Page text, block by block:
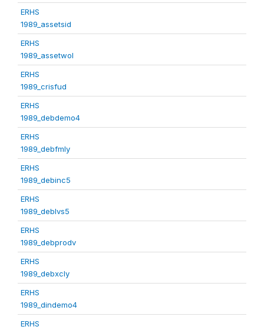
ERHS
1989_assetsid
ERHS
1989_assetwol
ERHS
1989_crisfud
ERHS
1989_debdemo4
ERHS
1989_debfmly
ERHS
1989_debinc5
ERHS
1989_deblvs5
ERHS
1989_debprodv
ERHS
1989_debxcly
ERHS
1989_dindemo4
ERHS